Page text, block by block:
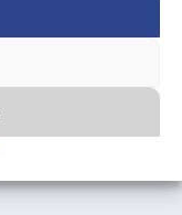
Suivant